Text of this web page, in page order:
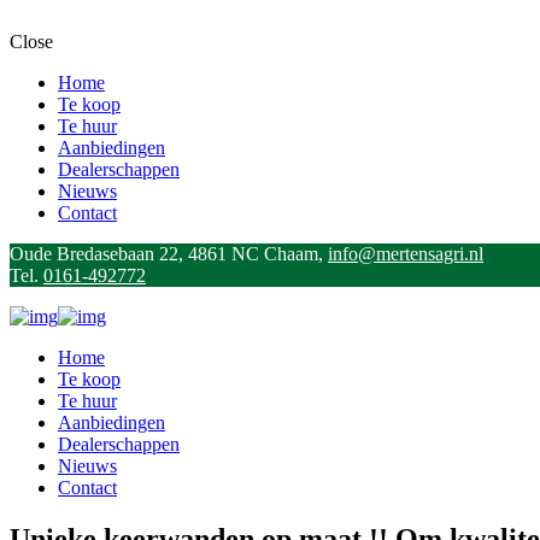
Close
Home
Te koop
Te huur
Aanbiedingen
Dealerschappen
Nieuws
Contact
Oude Bredasebaan 22, 4861 NC Chaam, info@mertensagri.nl
Tel. 0161-492772
Home
Te koop
Te huur
Aanbiedingen
Dealerschappen
Nieuws
Contact